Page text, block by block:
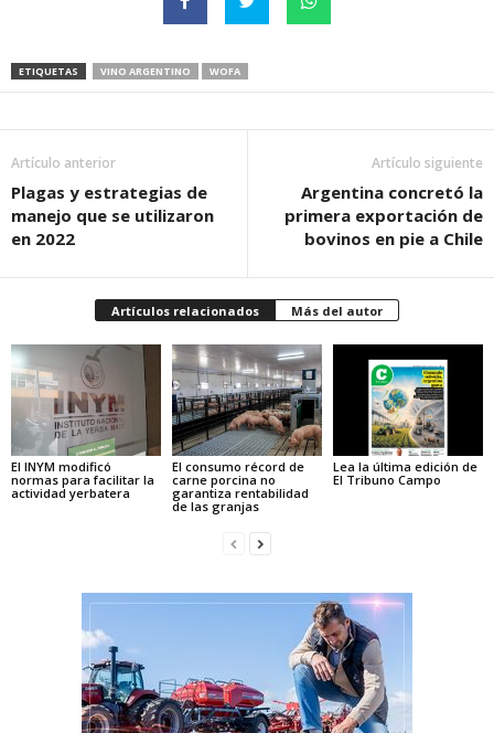
ETIQUETAS VINO ARGENTINO WOFA
Artículo anterior
Plagas y estrategias de
manejo que se utilizaron
en 2022
Artículo siguiente
Argentina concretó la
primera exportación de
bovinos en pie a Chile
Artículos relacionados Más del autor
El INYM modificó
normas para facilitar la
actividad yerbatera
El consumo récord de
carne porcina no
garantiza rentabilidad
de las granjas
Lea la última edición de
El Tribuno Campo